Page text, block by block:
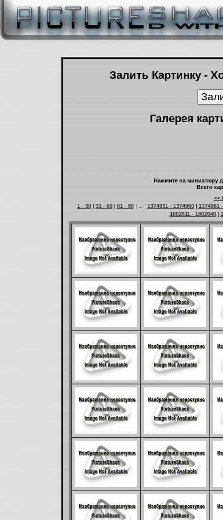
Залить Картинку -
Галерея
Нажмите на миниатюру
Всего
<<
1 - 30| 31 - 60| 61 - 90| ... | 1374931 - 1374960| 1374961
1802611 - 1802640|